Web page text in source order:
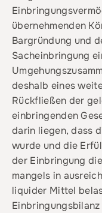
übernehmenden
Bargründung und
Sacheinbringung
deshalb eines
Rückfließen der
einbringenden
darin liegen, dass
wurde und die
der Einbringung
mangels in
liquider Mittel